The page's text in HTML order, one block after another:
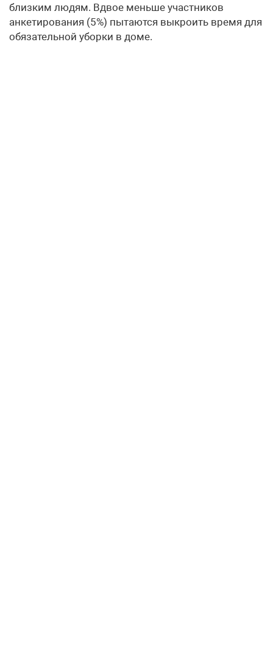
близким людям. Вдвое меньше участников
анкетирования (5%) пытаются выкроить время для
обязательной уборки в доме.